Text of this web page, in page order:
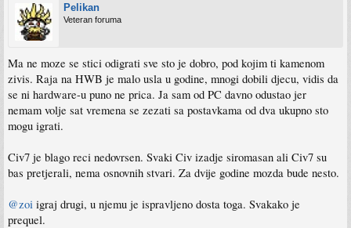
Pelikan
Veteran foruma
Ma ne moze se stici odigrati sve sto je dobro, pod kojim ti kamenom
zivis. Raja na HWB je malo usla u godine, mnogi dobili djecu, vidis da
se ni hardware-u puno ne prica. Ja sam od PC davno odustao jer
nemam volje sat vremena se zezati sa postavkama od dva ukupno sto
mogu igrati.
Civ7 je blago reci nedovrsen. Svaki Civ izadje siromasan ali Civ7 su
bas pretjerali, nema osnovnih stvari. Za dvije godine mozda bude nesto.
@zoi igraj drugi, u njemu je ispravljeno dosta toga. Svakako je
prequel.